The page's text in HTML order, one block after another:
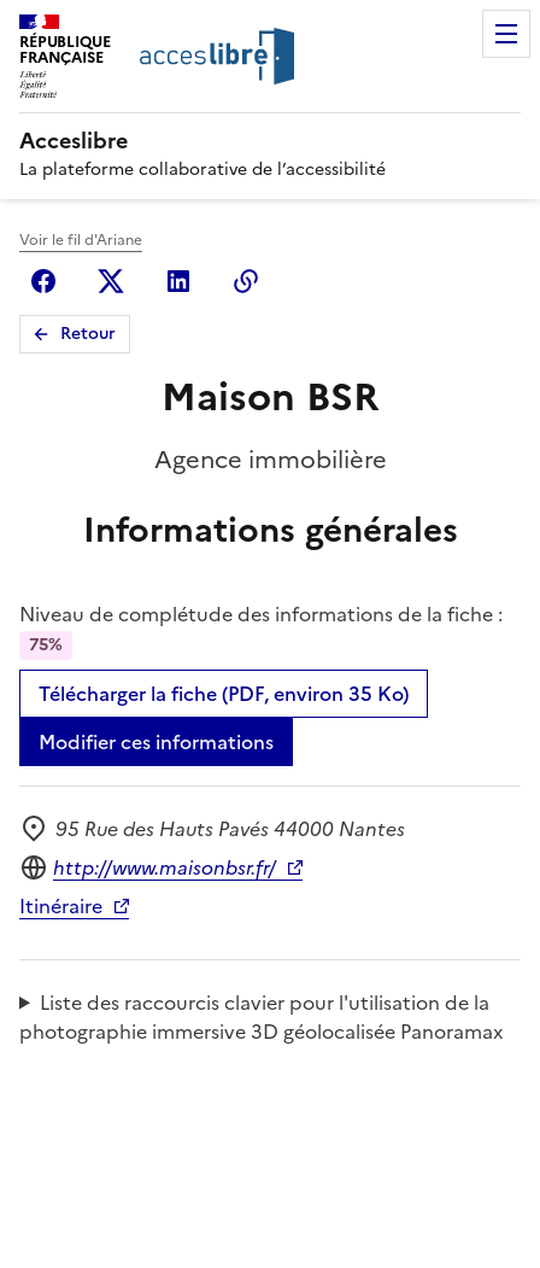
RÉPUBLIQUE
FRANÇAISE
Acceslibre
La plateforme collaborative de l’accessibilité
Voir le fil d'Ariane
FacebookX (anciennement Twitter)
Linkedin
Retour
Maison BSR
Agence immobilière
Informations générales
Niveau de complétude des informations de la fiche :
75%
Télécharger la fiche (PDF, environ 35 Ko)
Modifier ces informations
Adresse
95 Rue des Hauts Pavés 44000 Nantes
Site internet
http://www.maisonbsr.fr/
Itinéraire
Liste des raccourcis clavier pour l'utilisation de la
photographie immersive 3D géolocalisée Panoramax